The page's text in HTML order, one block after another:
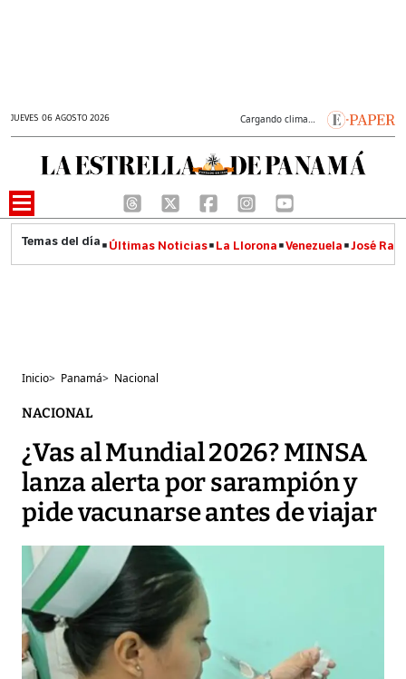
JUEVES 06 AGOSTO 2026 Cargando clima…
Últimas Noticias La Llorona Venezuela José
Inicio> Panamá> Nacional
NACIONAL
¿Vas al Mundial 2026? MINSA
lanza alerta por sarampión y
pide vacunarse antes de viajar